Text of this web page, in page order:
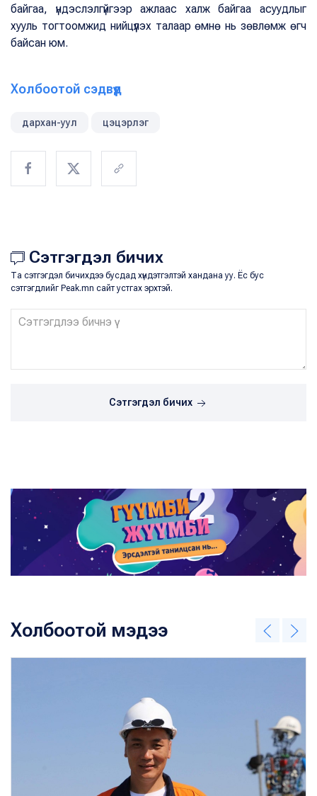
байгаа, үндэслэлгүйгээр ажлаас халж байгаа асуудлыг
хууль тогтоомжид нийцүүлэх талаар өмнө нь зөвлөмж өгч
байсан юм.
Холбоотой сэдвүүд
дархан-уул цэцэрлэг
Сэтгэгдэл бичих
Та сэтгэгдэл бичихдээ бусдад хүндэтгэлтэй хандана уу. Ёс бус
сэтгэгдлийг Peak.mn сайт устгах эрхтэй.
Сэтгэгдэл бичих
Холбоотой мэдээ